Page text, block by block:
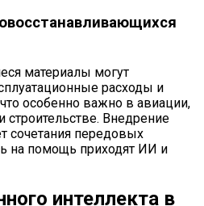
материалы могут
расходы и
особенно важно в авиации,
строительстве. Внедрение
сочетания передовых
на помощь приходят ИИ и
интеллекта в